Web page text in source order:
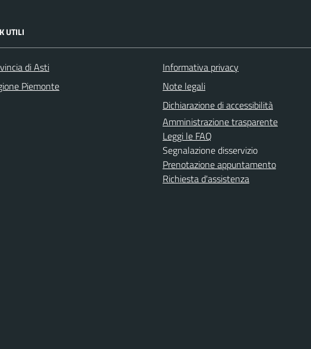
UTILI
di Asti
Piemonte
Informativa privacy
Note legali
Dichiarazione di accessibilità
Amministrazione trasparente
Leggi le FAQ
Segnalazione disservizio
Prenotazione appuntamento
Richiesta d'assistenza